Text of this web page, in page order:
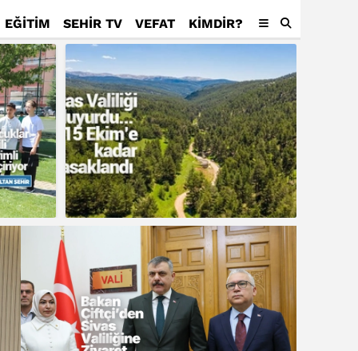
EĞİTİM SEHİR TV VEFAT KIMDIR?